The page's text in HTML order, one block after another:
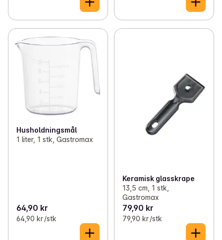
Husholdningsmål
1 liter, 1 stk, Gastromax
64,90 kr
64,90 kr /stk
Keramisk glasskrape
13,5 cm, 1 stk,
Gastromax
79,90 kr
79,90 kr /stk